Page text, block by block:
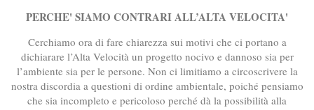
PERCHE' SIAMO CONTRARI ALL’ALTA VELOCITA'
Cerchiamo ora di fare chiarezza sui motivi che ci portano a
dichiarare l’Alta Velocità un progetto nocivo e dannoso sia per
l’ambiente sia per le persone. Non ci limitiamo a circoscrivere la
nostra discordia a questioni di ordine ambientale, poiché pensiamo
che sia incompleto e pericoloso perché dà la possibilità alla